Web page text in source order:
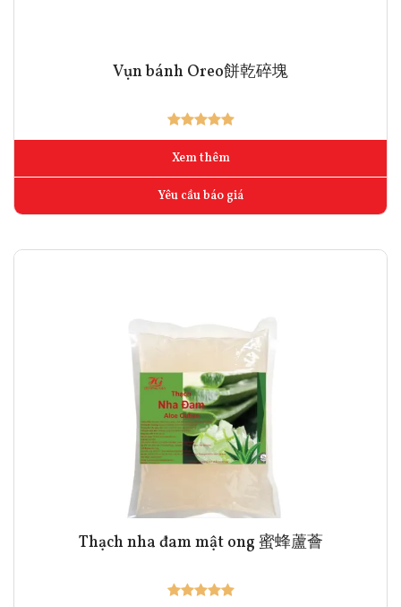
Vụn bánh Oreo餅乾碎塊
Xem thêm
Yêu cầu báo giá
Thạch nha đam mật ong 蜜蜂蘆薈